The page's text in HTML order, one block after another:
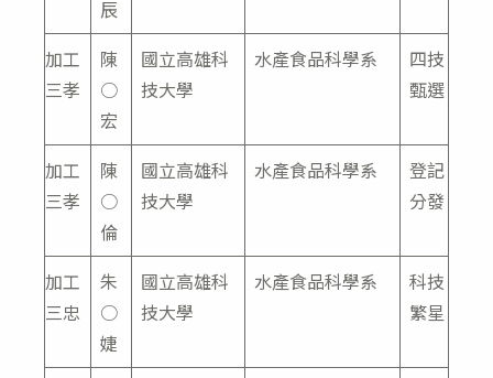
辰
加工
三孝
陳
○
宏
國立高雄科
技大學
水產食品科學系
四技
甄選
加工
三孝
陳
○
倫
國立高雄科
技大學
水產食品科學系
登記
分發
加工
三忠
朱
○
婕
國立高雄科
技大學
水產食品科學系
科技
繁星